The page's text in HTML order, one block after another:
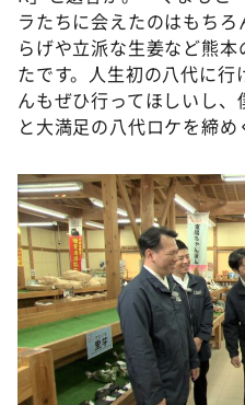
ラたちに会えたのはもちろ
らげや立派な生姜など熊
たです。人生初の八代に
んもぜひ行ってほしいし、
と大満足の八代ロケを締め